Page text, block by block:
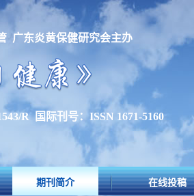
广东炎黄保健研究会主办
R 国际刊号：ISSN 1671-5160
期刊简介 在线投稿